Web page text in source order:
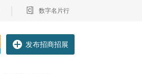
数字名片行
发布招商招展